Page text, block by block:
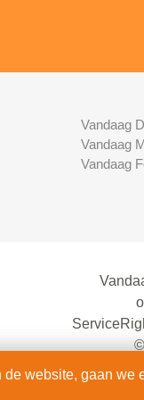
Vandaag
Vandaag
Vandaag
alle
website, gaan we